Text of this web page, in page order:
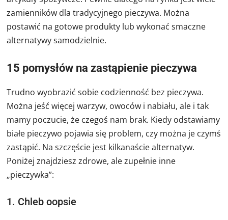
zamienników dla tradycyjnego pieczywa. Można
postawić na gotowe produkty lub wykonać smaczne
alternatywy samodzielnie.
15 pomysłów na zastąpienie pieczywa
Trudno wyobrazić sobie codzienność bez pieczywa.
Można jeść więcej warzyw, owoców i nabiału, ale i tak
mamy poczucie, że czegoś nam brak. Kiedy odstawiamy
białe pieczywo pojawia się problem, czy można je czymś
zastąpić. Na szczęście jest kilkanaście alternatyw.
Poniżej znajdziesz zdrowe, ale zupełnie inne
„pieczywka”:
1. Chleb oopsie